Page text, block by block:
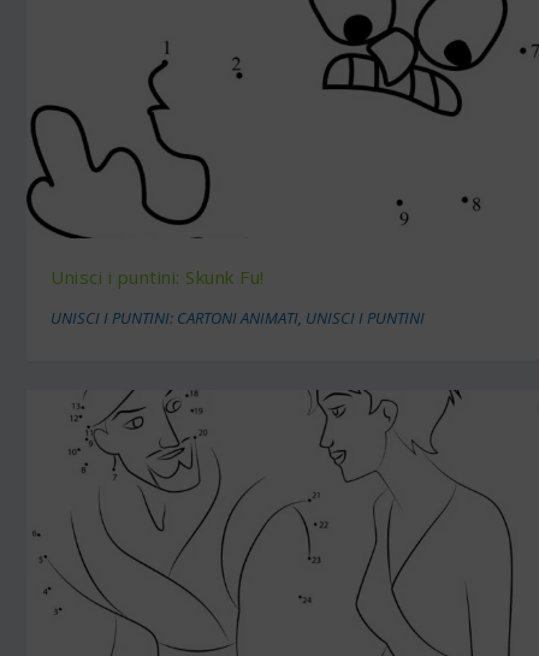
Unisci i puntini: Skunk Fu!
UNISCI I PUNTINI: CARTONI ANIMATI, UNISCI I PUNTINI